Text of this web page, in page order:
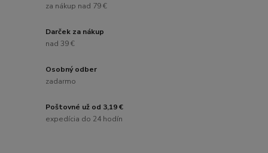
za nákup nad 79 €
Darček za nákup
nad 39 €
Osobný odber
zadarmo
Poštovné už od 3,19 €
expedícia do 24 hodín